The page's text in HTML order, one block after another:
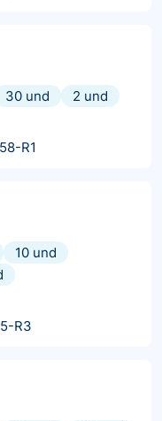
30 und
2 und
R1
10 und
R3